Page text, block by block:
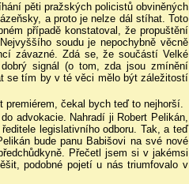
pěti pražských policistů obviněných
a proto je nelze dál stíhat. Toto
případě konstatoval, že propuštění
soudu je nepochybně věcně
závazné. Zdá se, že součástí Velké
signál (o tom, zda jsou zmínění
se tím by v té věci mělo být záležitostí
čekal bych teď to nejhorší.
advokacie. Nahradí ji Robert Pelikán,
legislativního odboru. Tak, a teď
bude panu Babišovi na své nové
Přečetl jsem si v jakémsi
podobné pojetí u nás triumfovalo v